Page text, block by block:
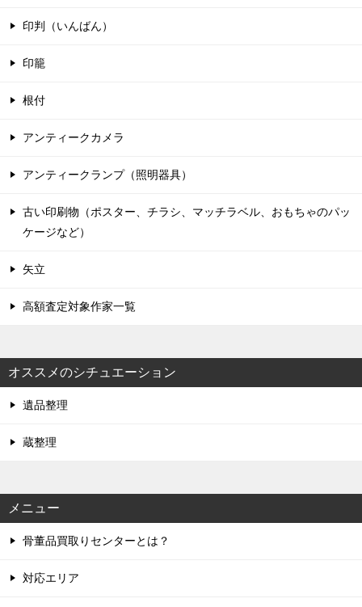
印判（いんばん）
印籠
根付
アンティークカメラ
アンティークランプ（照明器具）
古い印刷物（ポスター、チラシ、マッチラベル、おもちゃのパッ
ケージなど）
矢立
高額査定対象作家一覧
オススメのシチュエーション
遺品整理
蔵整理
メニュー
骨董品買取りセンターとは？
対応エリア